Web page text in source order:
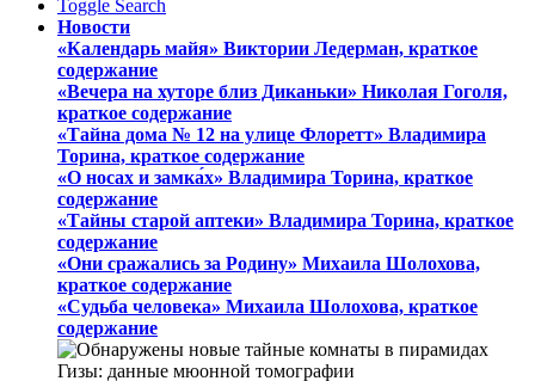
Toggle Search
Новости
«Календарь майя» Виктории Ледерман, краткое
содержание
«Вечера на хуторе близ Диканьки» Николая Гоголя,
краткое содержание
«Тайна дома № 12 на улице Флоретт» Владимира
Торина, краткое содержание
«О носах и замка́х» Владимира Торина, краткое
содержание
«Тайны старой аптеки» Владимира Торина, краткое
содержание
«Они сражались за Родину» Михаила Шолохова,
краткое содержание
«Судьба человека» Михаила Шолохова, краткое
содержание